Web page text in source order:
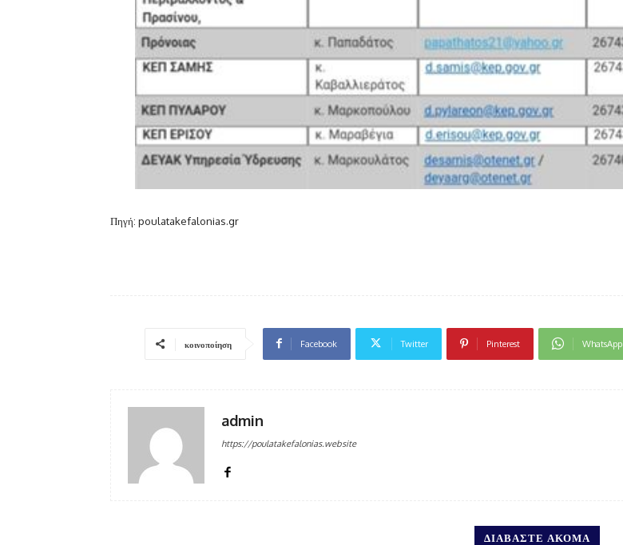
Πηγή: poulatakefalonias.gr
κοινοποίηση Facebook Twitter Pinterest WhatsApp
admin
https://poulatakefalonias.website
ΔΙΑΒΑΣΤΕ ΑΚΟΜΑ